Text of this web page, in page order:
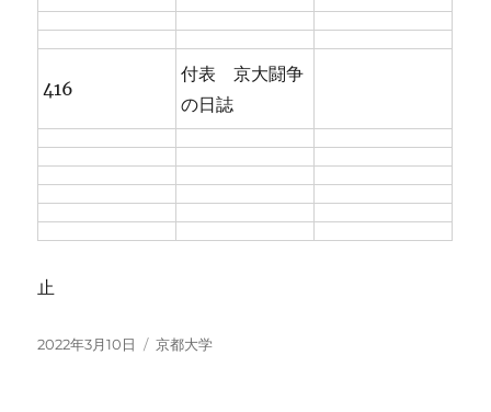
416
付表 京大闘争
の日誌
止
投
2022年3月10日
カ
京都大学